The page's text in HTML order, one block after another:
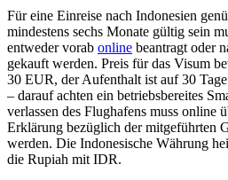
Für eine Einreise nach Indonesien
mindestens sechs Monate gültig sein
entweder vorab online beantragt oder
gekauft werden. Preis für das Visum
30 EUR, der Aufenthalt ist auf 30
– darauf achten ein betriebsbereites
verlassen des Flughafens muss online
Erklärung bezüglich der mitgeführten
werden. Die Indonesische Währung
die Rupiah mit IDR.